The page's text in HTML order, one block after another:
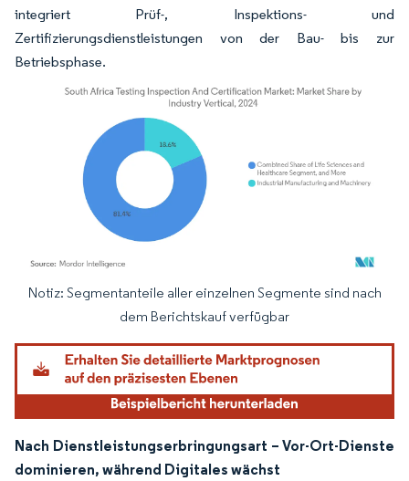
integriert Prüf-, Inspektions- und
Zertifizierungsdienstleistungen von der Bau- bis zur
Betriebsphase.
Bild © Mordor Intelligence. Wiederverwendung erfordert Namensnennung
Notiz: Segmentanteile aller einzelnen Segmente sind nach
dem Berichtskauf verfügbar
Nach Dienstleistungserbringungsart – Vor-Ort-Dienste
dominieren, während Digitales wächst